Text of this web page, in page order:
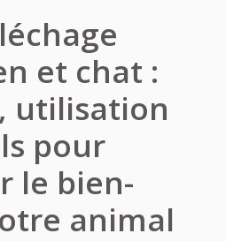
et chat :
utilisation
pour
le bien-
animal